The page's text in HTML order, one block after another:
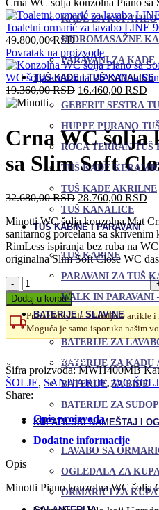
KADE ZA KUPATILO
HIDROMASAŽNE
PARAVANI ZA KADE
TUŠ KADE I TUŠ KANALICE
GEBERIT SESTRA
HUPPE PURANO
ROCA TERRAN TUŠ
TUŠ KADE
TUŠ KADE AKRILNE
TUŠ KANALICE
TUŠ KABINE I PARAVANI
TUŠ KABINE
PARAVANI ZA TUŠ
WALK IN PARAVANI
BATERIJE / SLAVINE
BATERIJE ZA
BATERIJE ZA KADU
BATERIJE ZA BIDE
BATERIJE ZA
KUPATILSKI NAMEŠTAJ I
LAVABO SA
OGLEDALA ZA
ORMARIĆI ZA
Crna WC šolja konzolna Piano sa
Toaletni ormarić za lavabo LINE
49.800,00RSD
Povratak na proizvode
WC šolja konzolna PIANO sa
19.360,00RSD Originalna
cena
bila:
19.360,00 RSD.
16.460,00 RSD
Crna WC šolja
sa Slim Soft
32.680,00RSDOriginalna
cena
je
bila:
32.680,00 RSD.
28.760,00 RSD
je:
Minotti WC šolja konzolna Mat
sanitarnog porcelana sa
RimLess ispiranja bez ruba na
originalna Slim Soft Close WC
Crna
WC
šolja
konzolna
Piano
Soft
Close
daskom
količina
Dodaj u korpu
Proizvod spada u lomljive artikle i
Moguća je samo isporuka našim
Dodaj u omiljene
Šifra proizvoda:MWH400MB
ŠOLJE, SANITARIJE, WC
Share:
Opis proizvoda
Dodatne informacije
Opis
Minotti Piano konzolna WC šolja